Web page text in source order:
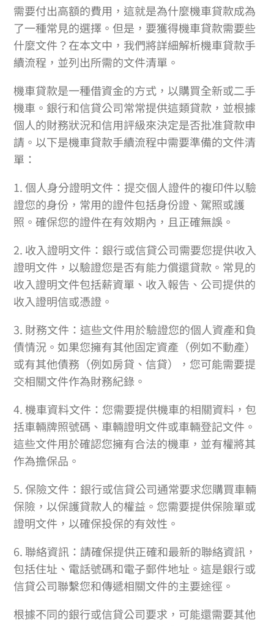
需要付出高額的費用，這就是為什麼機車貸款成為
了一種常見的選擇。但是，要獲得機車貸款需要些
什麼文件？在本文中，我們將詳細解析機車貸款手
續流程，並列出所需的文件清單。
機車貸款是一種借資金的方式，以購買全新或二手
機車。銀行和信貸公司常常提供這類貸款，並根據
個人的財務狀況和信用評級來決定是否批准貸款申
請。以下是機車貸款手續流程中需要準備的文件清
單：
1. 個人身分證明文件：提交個人證件的複印件以驗
證您的身份，常用的證件包括身份證、駕照或護
照。確保您的證件在有效期內，且正確無誤。
2. 收入證明文件：銀行或信貸公司需要您提供收入
證明文件，以驗證您是否有能力償還貸款。常見的
收入證明文件包括薪資單、收入報告、公司提供的
收入證明信或憑證。
3. 財務文件：這些文件用於驗證您的個人資產和負
債情況。如果您擁有其他固定資產（例如不動產）
或有其他債務（例如房貸、信貸），您可能需要提
交相關文件作為財務紀錄。
4. 機車資料文件：您需要提供機車的相關資料，包
括車輛牌照號碼、車輛證明文件或車輛登記文件。
這些文件用於確認您擁有合法的機車，並有權將其
作為擔保品。
5. 保險文件：銀行或信貸公司通常要求您購買車輛
保險，以保護貸款人的權益。您需要提供保險單或
證明文件，以確保投保的有效性。
6. 聯絡資訊：請確保提供正確和最新的聯絡資訊，
包括住址、電話號碼和電子郵件地址。這是銀行或
信貸公司聯繫您和傳遞相關文件的主要途徑。
根據不同的銀行或信貸公司要求，可能還需要其他